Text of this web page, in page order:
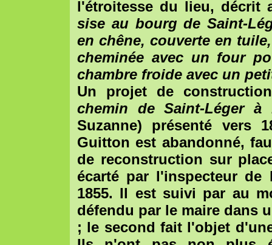
l'étroitesse du lieu, décrit
sise au bourg de Saint-
en chêne, couverte en
cheminée avec un four
chambre froide avec un
Un projet de
chemin de Saint-Léger à
Suzanne) présenté vers
Guitton est abandonné,
de reconstruction sur
écarté par l'inspecteur de
1855. Il est suivi par au
défendu par le maire dans
; le second fait l'objet